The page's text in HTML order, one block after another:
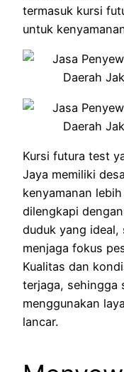
termasuk kursi
untuk
Kursi futura test
Jaya memiliki
kenyamanan
dilengkapi
duduk yang ideal,
menjaga fokus
Kualitas dan
terjaga, sehingga
menggunakan
lancar.